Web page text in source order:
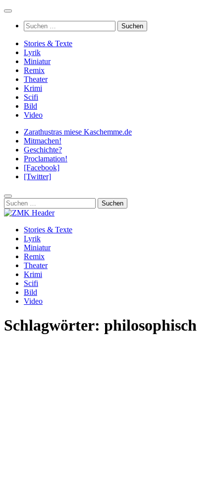
Zum
springenSuchen
nach:
Stories & Texte
Lyrik
Miniatur
Remix
Theater
Krimi
Scifi
Bild
Video
Zarathustras miese Kaschemme.de
Mitmachen!
Geschichte?
Proclamation!
[Facebook]
[Twitter]
Suchen
nach:
Stories & Texte
Lyrik
Miniatur
Remix
Theater
Krimi
Scifi
Bild
Video
Schlagwörter: philosophisch